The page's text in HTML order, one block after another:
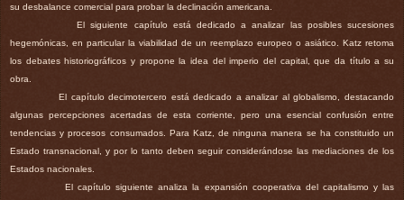
su desbalance comercial para probar la declinación americana.
El siguiente capítulo está dedicado a analizar las posibles sucesiones
hegemónicas, en particular la viabilidad de un reemplazo europeo o asiático. Katz retoma
los debates historiográficos y propone la idea del imperio del capital, que da título a su
obra.
El capítulo decimotercero está dedicado a analizar al globalismo, destacando
algunas percepciones acertadas de esta corriente, pero una esencial confusión entre
tendencias y procesos consumados. Para Katz, de ninguna manera se ha constituido un
Estado transnacional, y por lo tanto deben seguir considerándose las mediaciones de los
Estados nacionales.
El capítulo siguiente analiza la expansión cooperativa del capitalismo y las